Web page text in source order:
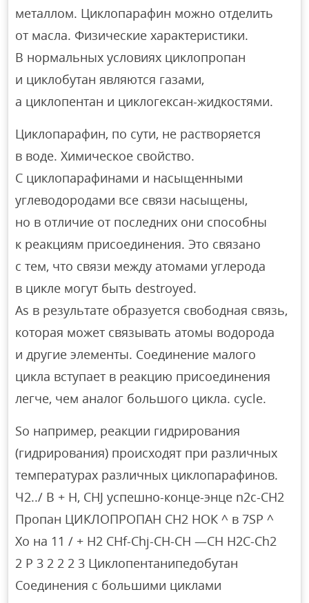
металлом. Циклопарафин можно отделить
от масла. Физические характеристики.
В нормальных условиях циклопропан
и циклобутан являются газами,
а циклопентан и циклогексан-жидкостями.
Циклопарафин, по сути, не растворяется
в воде. Химическое свойство.
С циклопарафинами и насыщенными
углеводородами все связи насыщены,
но в отличие от последних они способны
к реакциям присоединения. Это связано
с тем, что связи между атомами углерода
в цикле могут быть destroyed.
As в результате образуется свободная связь,
которая может связывать атомы водорода
и другие элементы. Соединение малого
цикла вступает в реакцию присоединения
легче, чем аналог большого цикла. cycle.
So например, реакции гидрирования
(гидрирования) происходят при различных
температурах различных циклопарафинов.
Ч2../ В + Н, CHJ успешно-конце-энце n2с-СН2
Пропан ЦИКЛОПРОПАН СН2 НОК ^ в 7SP ^
Хо на 11 / + H2 CHf-Chj-CH-CH —CH H2C-Ch2
2 P 3 2 2 2 3 Циклопентанипедобутан
Соединения с большими циклами